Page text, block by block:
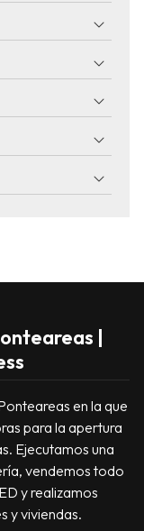
|
en la que
para la apertura
Ejecutamos una
vendemos todo
y realizamos
y viviendas.